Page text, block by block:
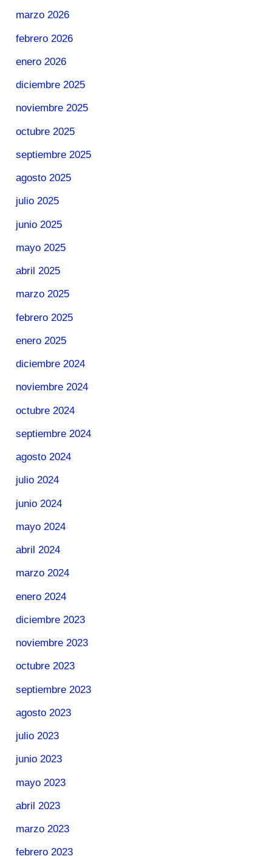
marzo 2026
febrero 2026
enero 2026
diciembre 2025
noviembre 2025
octubre 2025
septiembre 2025
agosto 2025
julio 2025
junio 2025
mayo 2025
abril 2025
marzo 2025
febrero 2025
enero 2025
diciembre 2024
noviembre 2024
octubre 2024
septiembre 2024
agosto 2024
julio 2024
junio 2024
mayo 2024
abril 2024
marzo 2024
enero 2024
diciembre 2023
noviembre 2023
octubre 2023
septiembre 2023
agosto 2023
julio 2023
junio 2023
mayo 2023
abril 2023
marzo 2023
febrero 2023